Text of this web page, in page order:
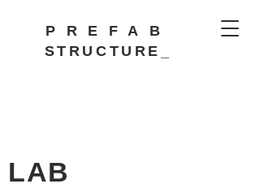
PREFAB
STRUCTURE_
LAB